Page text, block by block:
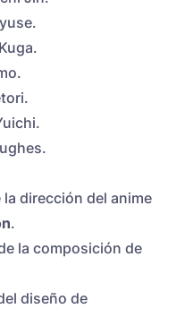
dirección del anime
.
la composición de
diseño de